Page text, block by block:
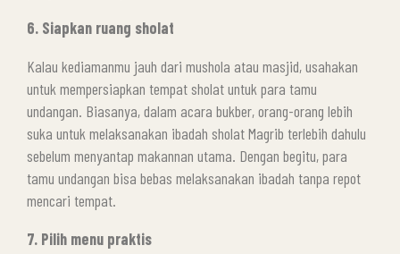
6. Siapkan ruang sholat
Kalau kediamanmu jauh dari mushola atau masjid, usahakan
untuk mempersiapkan tempat sholat untuk para tamu
undangan. Biasanya, dalam acara bukber, orang-orang lebih
suka untuk melaksanakan ibadah sholat Magrib terlebih dahulu
sebelum menyantap makannan utama. Dengan begitu, para
tamu undangan bisa bebas melaksanakan ibadah tanpa repot
mencari tempat.
7. Pilih menu praktis